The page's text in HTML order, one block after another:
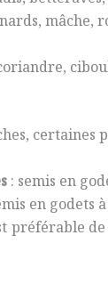
mâche,
certaines
: semis en
en godets
préférable